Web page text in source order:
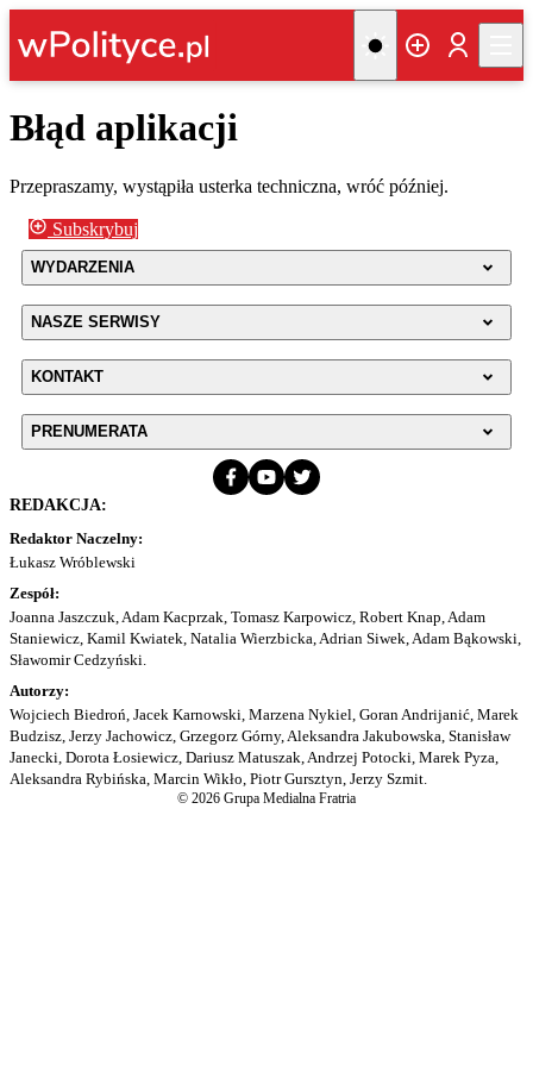
Błąd aplikacji
Przepraszamy, wystąpiła usterka techniczna, wróć później.
Subskrybuj
WYDARZENIA
NASZE SERWISY
KONTAKT
PRENUMERATA
REDAKCJA:
Redaktor Naczelny:
Łukasz Wróblewski
Zespół:
Joanna Jaszczuk, Adam Kacprzak, Tomasz Karpowicz, Robert Knap, Adam
Staniewicz, Kamil Kwiatek, Natalia Wierzbicka, Adrian Siwek, Adam Bąkowski,
Sławomir Cedzyński.
Autorzy:
Wojciech Biedroń, Jacek Karnowski, Marzena Nykiel, Goran Andrijanić, Marek
Budzisz, Jerzy Jachowicz, Grzegorz Górny, Aleksandra Jakubowska, Stanisław
Janecki, Dorota Łosiewicz, Dariusz Matuszak, Andrzej Potocki, Marek Pyza,
Aleksandra Rybińska, Marcin Wikło, Piotr Gursztyn, Jerzy Szmit.
© 2026 Grupa Medialna Fratria